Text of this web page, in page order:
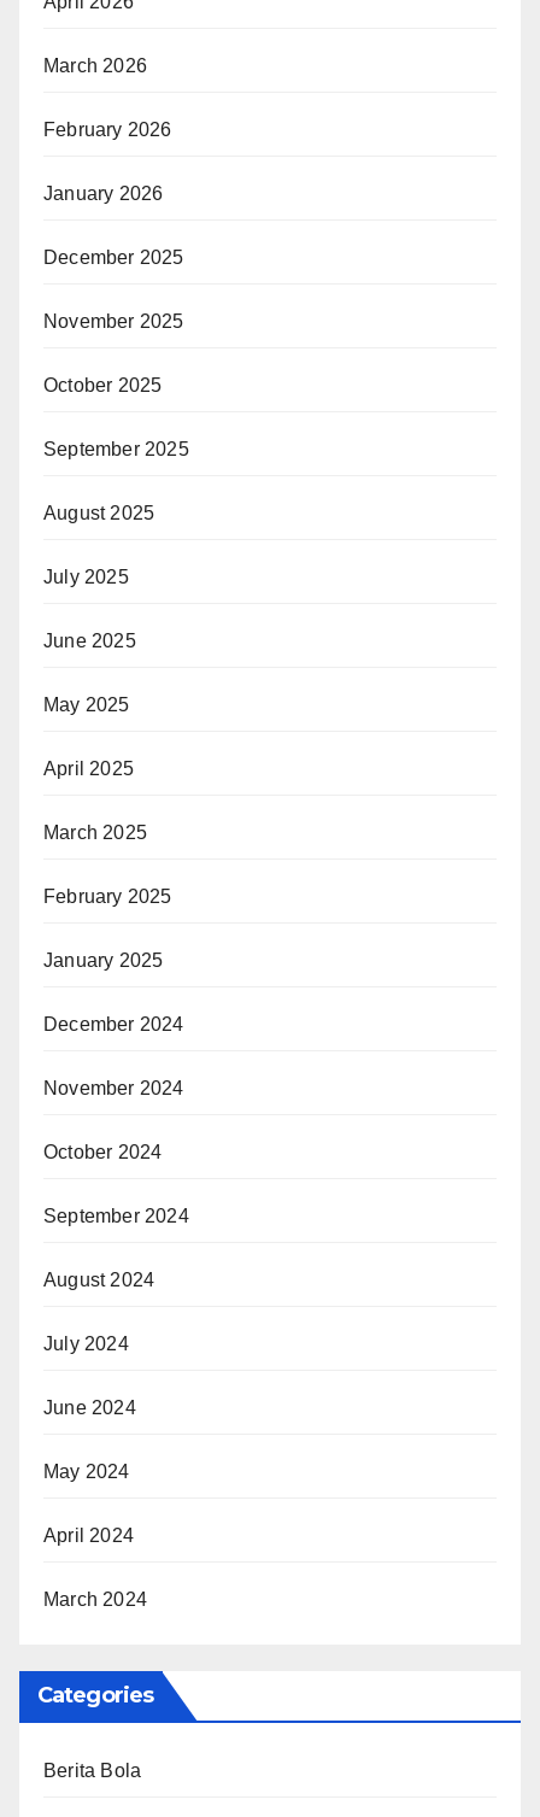
March 2026
February 2026
January 2026
December 2025
November 2025
October 2025
September 2025
August 2025
July 2025
June 2025
May 2025
April 2025
March 2025
February 2025
January 2025
December 2024
November 2024
October 2024
September 2024
August 2024
July 2024
June 2024
May 2024
April 2024
March 2024
Categories
Berita Bola